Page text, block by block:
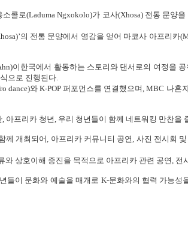
로(Laduma Ngxokolo)가 코사(Xhosa) 전통 문양
의 전통 문양에서 영감을 얻어 마코사 아프리카
이한국에서 활동하는 스토리와 댄서로의 여정을
으로 진행된다.
와 K-POP 퍼포먼스를 연결했으며, MBC 나
프리카 청년, 우리 청년들이 함께 네트워킹 만찬
개최되어, 아프리카 커뮤니티 공연, 사진 전시회
상호이해 증진을 목적으로 아프리카 관련 공연,
이 문화와 예술을 매개로 K-문화와의 협력 가능